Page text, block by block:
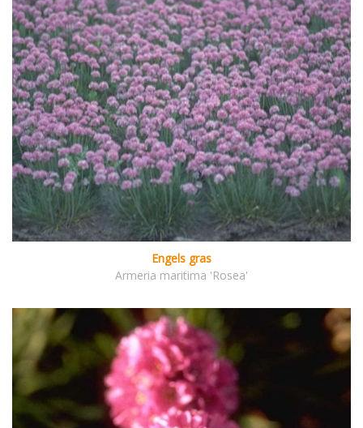
Engels gras
Armeria maritima 'Rosea'